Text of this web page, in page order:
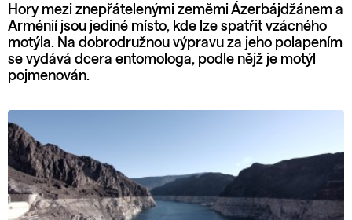
Hory mezi znepřátelenými zeměmi Ázerbájdžánem a
Arménií jsou jediné místo, kde lze spatřit vzácného
motýla. Na dobrodružnou výpravu za jeho polapením
se vydává dcera entomologa, podle nějž je motýl
pojmenován.